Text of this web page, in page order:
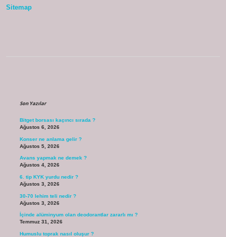
Sitemap
Son Yazılar
Bitget borsası kaçıncı sırada ?
Ağustos 6, 2026
Konser ne anlama gelir ?
Ağustos 5, 2026
Avans yapmak ne demek ?
Ağustos 4, 2026
6. tip KYK yurdu nedir ?
Ağustos 3, 2026
30-70 lehim teli nedir ?
Ağustos 3, 2026
İçinde alüminyum olan deodorantlar zararlı mı ?
Temmuz 31, 2026
Humuslu toprak nasıl oluşur ?